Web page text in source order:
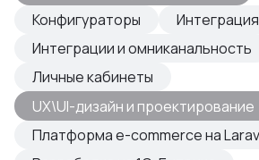
Конфигураторы
Интеграции и омниканальность
Личные кабинеты
UX\UI-дизайн и проектирование
Платформа e-commerce на